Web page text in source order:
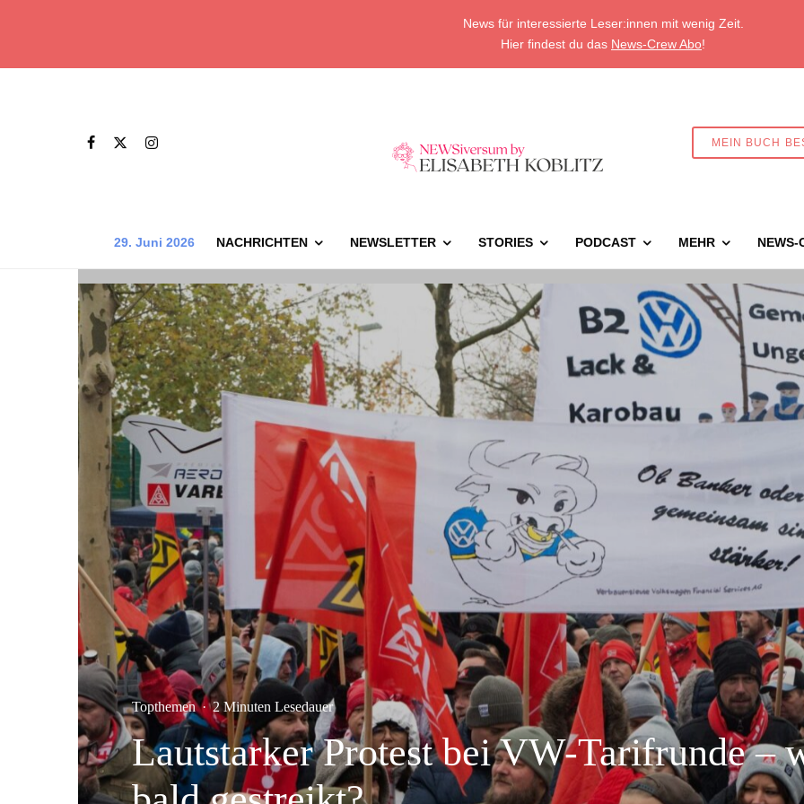
News für interessierte Leser:innen mit wenig Zeit.
Hier findest du das News-Crew Abo!
MEIN BUCH
29. Juni 2026 NACHRICHTEN NEWSLETTER STORIES PODCAST MEHR NEWS-
Topthemen · 2 Minuten Lesedauer
Lautstarker Protest bei VW-Tarifrunde –